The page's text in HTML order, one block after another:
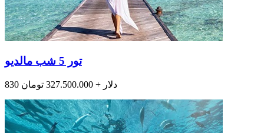
تور 5 شب مالدیو
830 دلار + 327.500.000 تومان